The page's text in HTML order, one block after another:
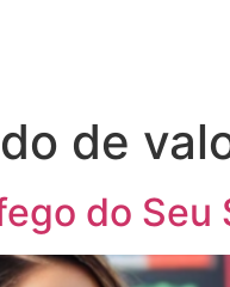
de
do